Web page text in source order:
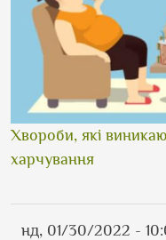
Хвороби, які
харчування
нд, 01/30/2022 -